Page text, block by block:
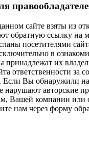
сайте взяты из
обратную ссылку на
посетителями
в
принадлежат их
ответственности за
Если Вы обнаружили
нарушают авторские
Вашей компании или
нам через форму